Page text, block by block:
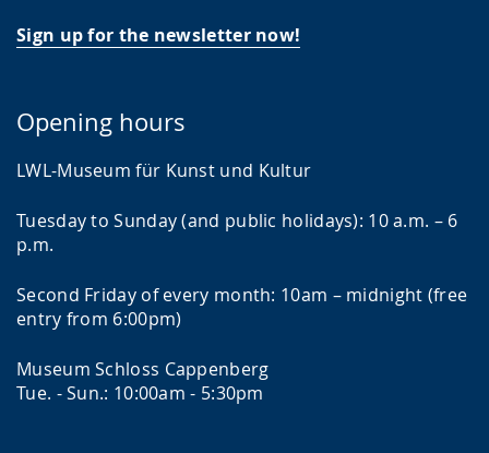
Sign up for the newsletter now!
Opening hours
LWL-Museum für Kunst und Kultur
Tuesday to Sunday (and public holidays): 10 a.m. – 6
p.m.
Second Friday of every month: 10am – midnight (free
entry from 6:00pm)
Museum Schloss Cappenberg
Tue. - Sun.: 10:00am - 5:30pm